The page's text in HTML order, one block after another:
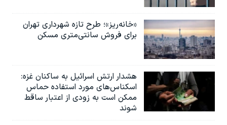
«خانه‌ریز»؛ طرح تازه شهرداری تهران
برای فروش سانتی‌متری مسکن
هشدار ارتش اسرائیل به ساکنان غزه:
اسکناس‌های مورد استفاده حماس
ممکن است به‌ زودی از اعتبار ساقط
شوند